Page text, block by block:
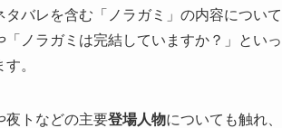
タバレを含む「ノラガミ」の内容につい
「ノラガミは完結していますか？」とい
。
夜トなどの主要登場人物についても触れ